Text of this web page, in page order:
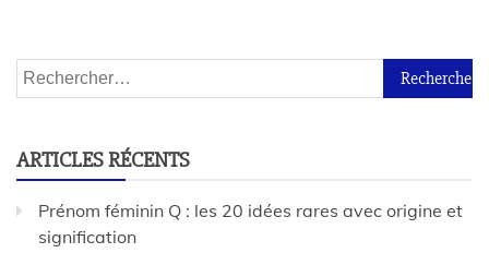
ARTICLES RÉCENTS
Prénom féminin Q : les 20 idées rares avec origine et
signification